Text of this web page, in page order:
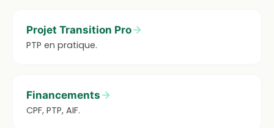
Projet Transition Pro
PTP en pratique.
Financements
CPF, PTP, AIF.